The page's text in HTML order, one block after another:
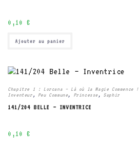
0,10 €
Ajouter au panier
Chapitre 1 : Lorcana – Là où la Magie Commence !
Inventeur , Peu Commune, Princesse , Saphir
141/204 BELLE – INVENTRICE
0,10 €